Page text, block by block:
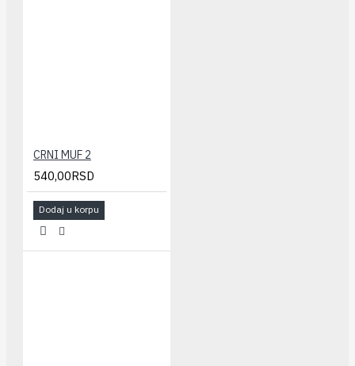
CRNI MUF 2
540,00RSD
Dodaj u korpu